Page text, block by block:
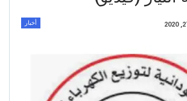
أخبار